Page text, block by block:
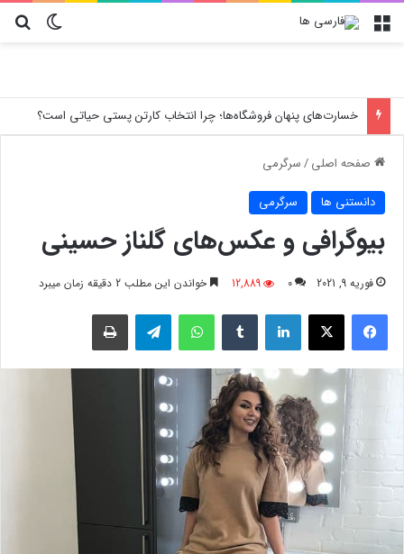
تغییر منو
ارورهای کولر گازی تراست
صفحه اصلی/سرگرمی
دانستنی ها سرگرمی
بیوگرافی و عکس‌های گلناز حسینی
فوریه 9, 2021 0
12,889 خواندن این مطلب 2 دقیقه زمان میبرد
فیسبوک لینکدین واتس آپ